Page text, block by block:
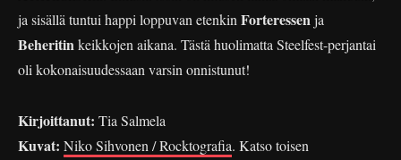
ja sisällä tuntui happi loppuvan etenkinForteressenja
Beheritinkeikkojen aikana. Tästä huolimatta Steelfest-perjantai
oli kokonaisuudessaan varsin onnistunut!
Kirjoittanut: Tia Salmela
Kuvat: Niko Sihvonen / Rocktografia. Katso toisen